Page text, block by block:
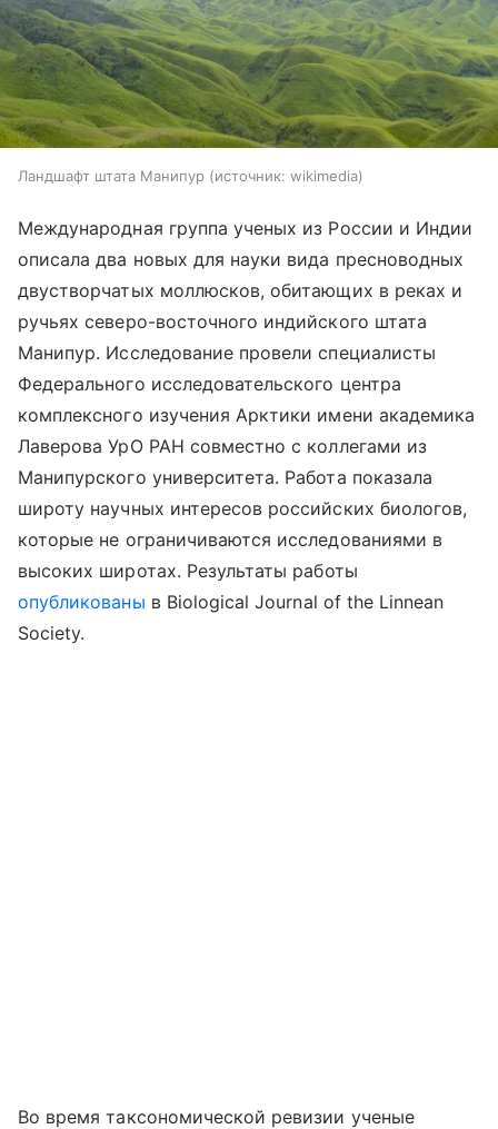
Ландшафт штата Манипур источник: wikimedia
Международная группа ученых из России и Индии
описала два новых для науки вида пресноводных
двустворчатых моллюсков, обитающих в реках и
ручьях северо-восточного индийского штата
Манипур. Исследование провели специалисты
Федерального исследовательского центра
комплексного изучения Арктики имени академика
Лаверова УрО РАН совместно с коллегами из
Манипурского университета. Работа показала
широту научных интересов российских биологов,
которые не ограничиваются исследованиями в
высоких широтах. Результаты работы
опубликованы вBiological Journal of the Linnean
Society.
Во время таксономической ревизии ученые